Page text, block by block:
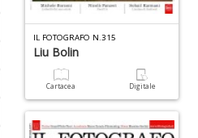
IL FOTOGRAFO N.315
Liu Bolin
Cartacea Digitale